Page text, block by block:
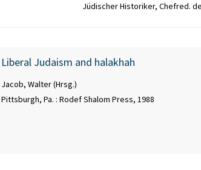
Jüdischer Historiker, Chefred.
Liberal Judaism and halakhah
Jacob, Walter (Hrsg.)
Pittsburgh, Pa. : Rodef Shalom Press, 1988